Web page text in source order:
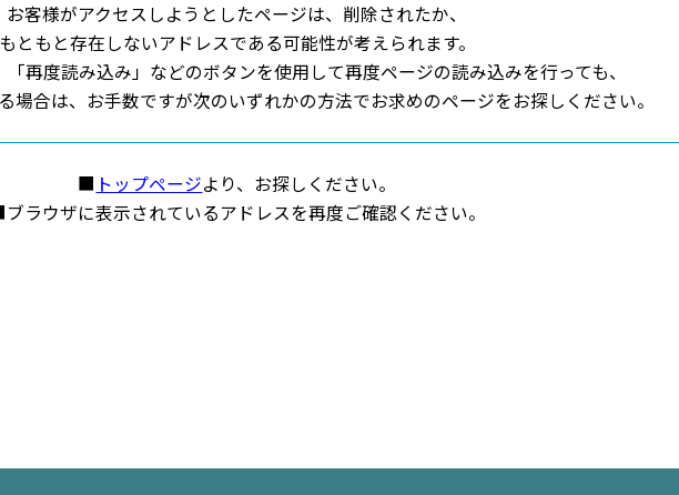
お客様がアクセスしようとしたページは、削除されたか、
もともと存在しないアドレスである可能性が考えられます。
再度読み込み」などのボタンを使用して再度ページの読み込みを行っても、
場合は、お手数ですが次のいずれかの方法でお求めのページをお探しください。
■ トップページより、お探しください。
ラウザに表示されているアドレスを再度ご確認ください。